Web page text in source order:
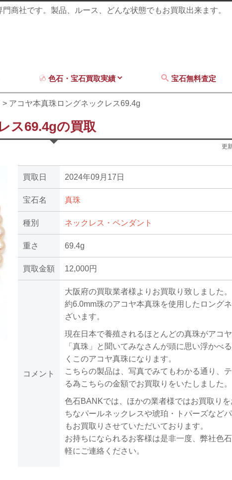
商社です。製品、ルース、どんな状態でもお買取出来ます。
色石・宝石買取実績 宝石無料査定
アコヤ本真珠ロングネックレス69.4g
ス69.4gの買取
更
買取日 2024年09月17日
宝石名 真珠
種別 ネックレス・ペンダント
重さ 69.4g
買取金額 12,000円
コメント
大阪府の買取業者様よりお買取り致しました。
約6.0mm珠のアコヤ本真珠を使用したロング
ざいます。
現在日本で養殖されるほとんどの真珠がアコヤ
「真珠」と聞いてみなさんが頭に思い浮かべ
くこのアコヤ真珠になります。
こちらの製品は、写真でみてもわかる通り、
る為こちらの金額でお買取りをいたしました。
色石BANKでは、ほかの業者様ではお買取り
ちなパールネックレスや琥珀・トパーズなど
もお買取りさせていただいております。
お持ちになられるお客様は是非一度、弊社色
軽にご連絡ください。